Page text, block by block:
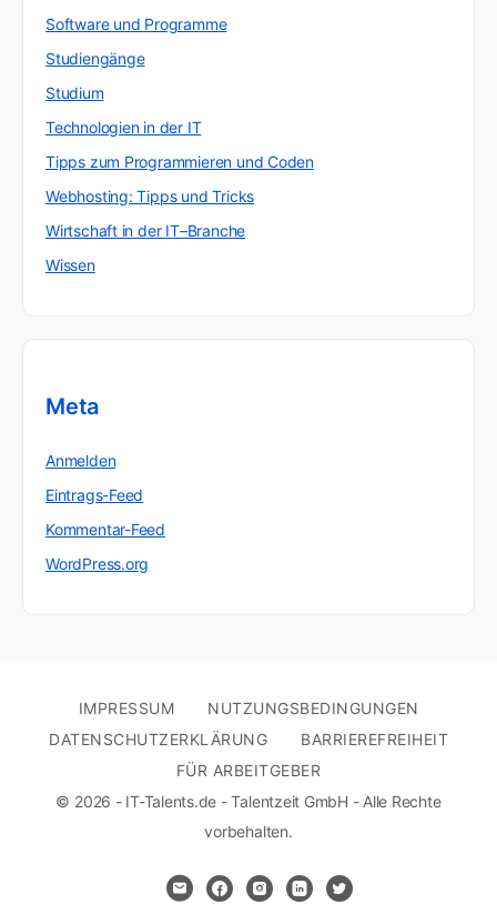
Software und Programme
Studiengänge
Studium
Technologien in der IT
Tipps zum Programmieren und Coden
Webhosting: Tipps und Tricks
Wirtschaft in der IT–Branche
Wissen
Meta
Anmelden
Eintrags-Feed
Kommentar-Feed
WordPress.org
IMPRESSUM
NUTZUNGSBEDINGUNGEN
DATENSCHUTZERKLÄRUNG
BARRIEREFREIHEIT
FÜR ARBEITGEBER
© 2026 - IT-Talents.de - Talentzeit GmbH - Alle Rechte
vorbehalten.